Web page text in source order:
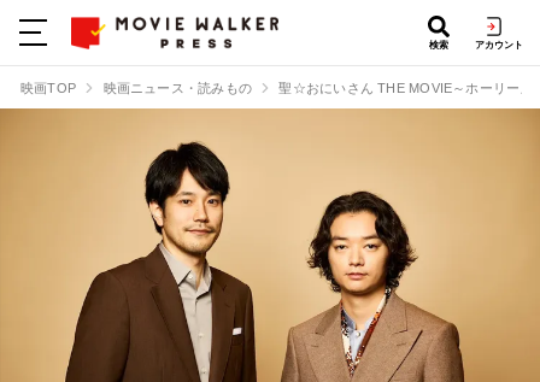
検索 アカウント
映画TOP 映画ニュース・読みもの 聖☆おにいさん THE MOVIE～ホーリーメ